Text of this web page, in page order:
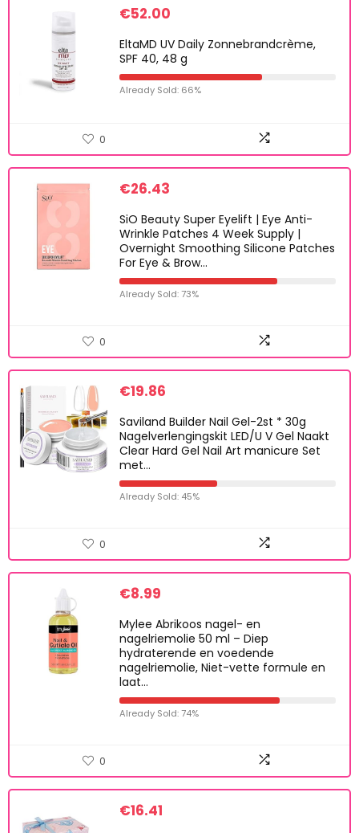
€52.00
EltaMD UV Daily Zonnebrandcrème,
SPF 40, 48 g
Already Sold: 66%
0
€26.43
SiO Beauty Super Eyelift | Eye Anti-
Wrinkle Patches 4 Week Supply |
Overnight Smoothing Silicone Patches
For Eye & Brow…
Already Sold: 73%
0
€19.86
Saviland Builder Nail Gel-2st * 30g
Nagelverlengingskit LED/U V Gel Naakt
Clear Hard Gel Nail Art manicure Set
met…
Already Sold: 45%
0
€8.99
Mylee Abrikoos nagel- en
nagelriemolie 50 ml – Diep
hydraterende en voedende
nagelriemolie, Niet-vette formule en
laat…
Already Sold: 74%
0
€16.41